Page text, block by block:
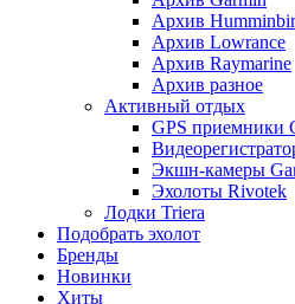
Архив
Архив Lowrance
Архив Raymarine
Архив разное
Активный отдых
GPS приемники
Экшн-камеры
Эхолоты Rivotek
Лодки Triera
Подобрать эхолот
Бренды
Новинки
Хиты